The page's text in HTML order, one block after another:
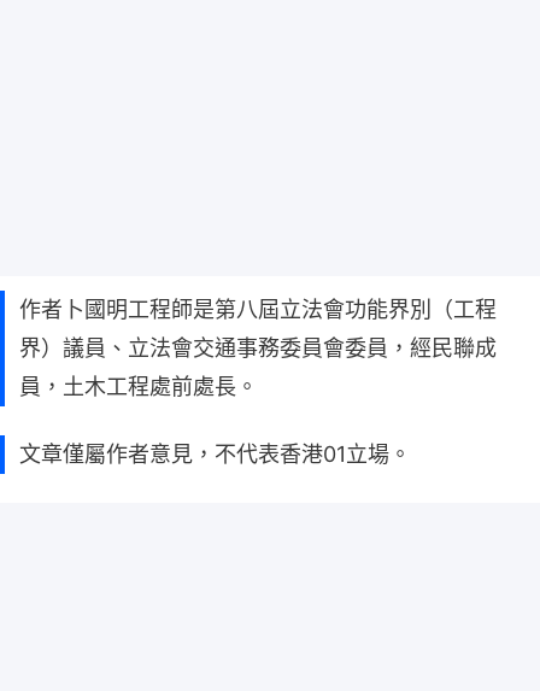
作者卜國明工程師是第八屆立法會功能界別（工程
界）議員、立法會交通事務委員會委員，經民聯成
員，土木工程處前處長。
文章僅屬作者意見，不代表香港01立場。